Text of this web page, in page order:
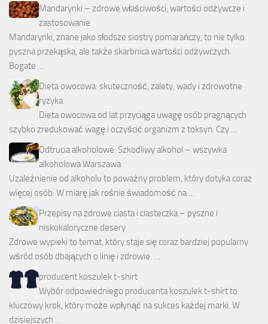
Mandarynki – zdrowe właściwości, wartości odżywcze i
zastosowanie
Mandarynki, znane jako słodsze siostry pomarańczy, to nie tylko
pyszna przekąska, ale także skarbnica wartości odżywczych.
Bogate …
Dieta owocowa: skuteczność, zalety, wady i zdrowotne
ryzyka
Dieta owocowa od lat przyciąga uwagę osób pragnących
szybko zredukować wagę i oczyścić organizm z toksyn. Czy …
Odtrucia alkoholowe. Szkodliwy alkohol – wszywka
alkoholowa Warszawa
Uzależnienie od alkoholu to poważny problem, który dotyka coraz
więcej osób. W miarę jak rośnie świadomość na …
Przepisy na zdrowe ciasta i ciasteczka – pyszne i
niskokaloryczne desery
Zdrowe wypieki to temat, który staje się coraz bardziej popularny
wśród osób dbających o linię i zdrowie. …
producent koszulek t-shirt
Wybór odpowiedniego producenta koszulek t-shirt to
kluczowy krok, który może wpłynąć na sukces każdej marki. W
dzisiejszych …